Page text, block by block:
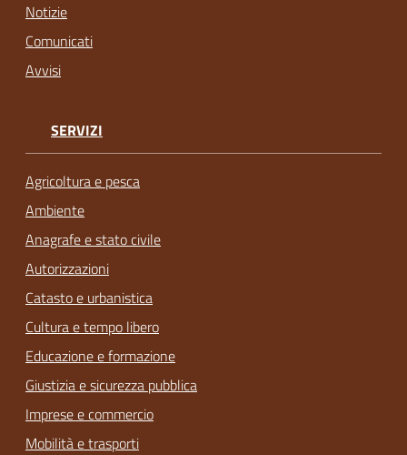
Notizie
Comunicati
Avvisi
SERVIZI
Agricoltura e pesca
Ambiente
Anagrafe e stato civile
Autorizzazioni
Catasto e urbanistica
Cultura e tempo libero
Educazione e formazione
Giustizia e sicurezza pubblica
Imprese e commercio
Mobilità e trasporti